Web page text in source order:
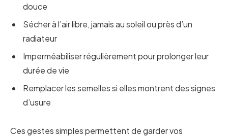
douce
Sécher à l’air libre, jamais au soleil ou près d’un
radiateur
Imperméabiliser régulièrement pour prolonger leur
durée de vie
Remplacer les semelles si elles montrent des signes
d’usure
Ces gestes simples permettent de garder vos